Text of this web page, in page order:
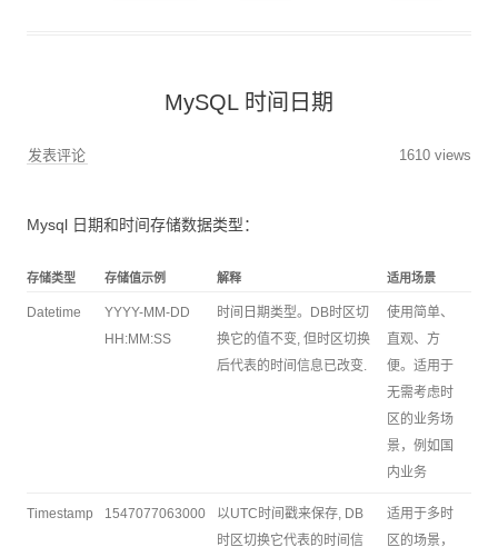
MySQL 时间日期
发表评论 1610 views
Mysql 日期和时间存储数据类型：
存储类型 存储值示例 解释 适用场景
Datetime
YYYY-MM-DD
HH:MM:SS
时间日期类型。DB时区切
换它的值不变, 但时区切换
后代表的时间信息已改变.
使用简单、
直观、方
便。适用于
无需考虑时
区的业务场
景，例如国
内业务
Timestamp 1547077063000
以UTC时间戳来保存, DB
时区切换它代表的时间信
适用于多时
区的场景，